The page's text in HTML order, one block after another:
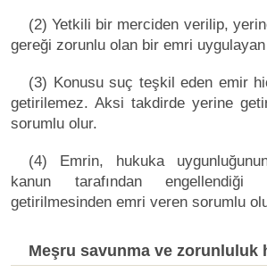
(2) Yetkili bir merciden verilip,
gereği zorunlu olan bir emri
(3) Konusu suç teşkil eden emir
getirilemez. Aksi takdirde yerine
sorumlu olur.
(4) Emrin, hukuka
kanun tarafından engellendiği
getirilmesinden emri veren sorumlu
Meşru savunma ve zorunluluk